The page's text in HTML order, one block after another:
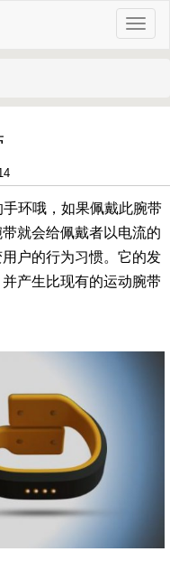
环哦，如果佩戴此腕带
就会给佩戴者以电流的
户的行为习惯。它的发
产生比现有的运动腕带